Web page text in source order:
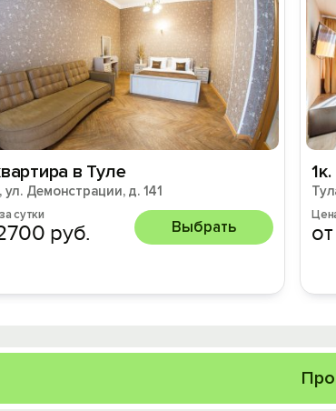
в Туле
ул. Демонстрации, д. 141
сутки
руб. Выбрать